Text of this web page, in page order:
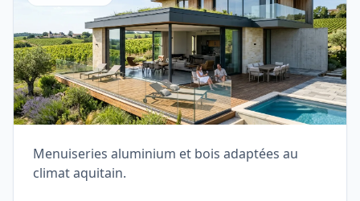
Menuiseries aluminium et bois adaptées au
climat aquitain.